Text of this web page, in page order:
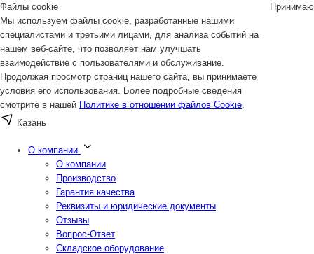
Файлы cookie
Мы используем файлы cookie, разработанные нашими
специалистами и третьими лицами, для анализа событий на
нашем веб-сайте, что позволяет нам улучшать
взаимодействие с пользователями и обслуживание.
Продолжая просмотр страниц нашего сайта, вы принимаете
условия его использования. Более подробные сведения
смотрите в нашей Политике в отношении файлов Cookie.
Принимаю
Казань
О компании
О компании
Производство
Гарантия качества
Реквизиты и юридические документы
Отзывы
Вопрос-Ответ
Складское оборудование